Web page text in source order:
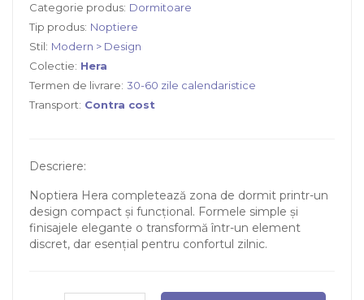
Categorie produs: Dormitoare
Tip produs: Noptiere
Stil: Modern > Design
Colectie: Hera
Termen de livrare: 30-60 zile calendaristice
Transport: Contra cost
Descriere:
Noptiera Hera completează zona de dormit printr-un
design compact și funcțional. Formele simple și
finisajele elegante o transformă într-un element
discret, dar esențial pentru confortul zilnic.